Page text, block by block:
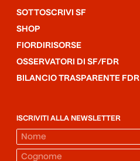
SOTTOSCRIVI SF
SHOP
FIORDIRISORSE
OSSERVATORI DI SF/FDR
BILANCIO TRASPARENTE FDR
ISCRIVITI ALLA NEWSLETTER